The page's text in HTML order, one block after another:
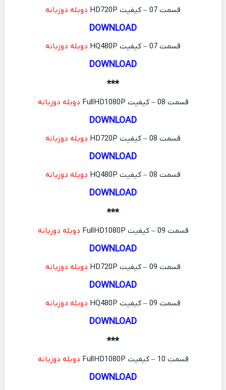
قسمت 07 – کیفیت HD720P دوبله دوزبانه
DOWNLOAD
قسمت 07 – کیفیت HQ480P دوبله دوزبانه
DOWNLOAD
***
قسمت 08 – کیفیت FullHD1080P دوبله دوزبانه
DOWNLOAD
قسمت 08 – کیفیت HD720P دوبله دوزبانه
DOWNLOAD
قسمت 08 – کیفیت HQ480P دوبله دوزبانه
DOWNLOAD
***
قسمت 09 – کیفیت FullHD1080P دوبله دوزبانه
DOWNLOAD
قسمت 09 – کیفیت HD720P دوبله دوزبانه
DOWNLOAD
قسمت 09 – کیفیت HQ480P دوبله دوزبانه
DOWNLOAD
***
قسمت 10 – کیفیت FullHD1080P دوبله دوزبانه
DOWNLOAD